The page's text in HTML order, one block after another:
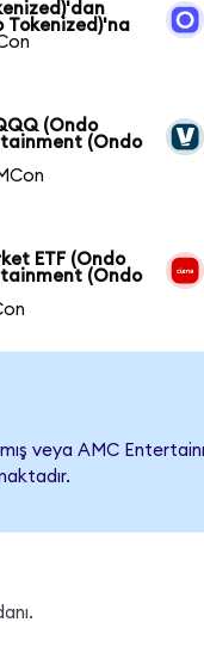
Tokenized)'na
(Ondo
(Ondo
ETF (Ondo
(Ondo
veya AMC